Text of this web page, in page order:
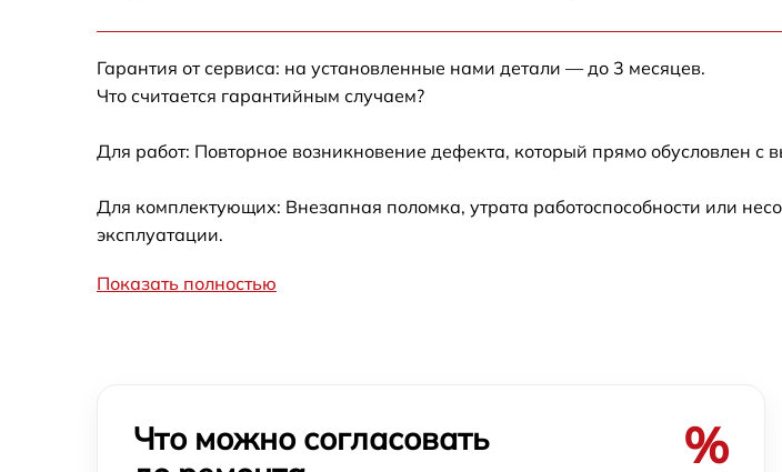
Гарантия от сервиса: на установленные нами детали — до 3 месяцев.
Что считается гарантийным случаем?
Для работ: Повторное возникновение дефекта, который прямо обусловлен
Для комплектующих: Внезапная поломка, утрата работоспособности или
эксплуатации.
Показать полностью
Что можно согласовать
%